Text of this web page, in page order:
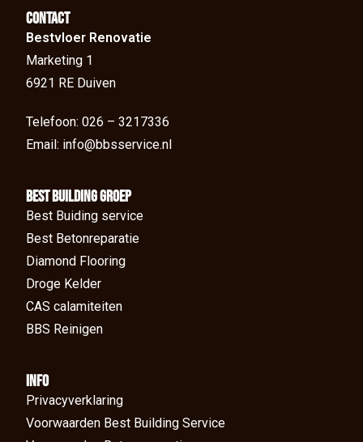
Contact
Bestvloer Renovatie
Marketing 1
6921 RE Duiven
Telefoon: 026 – 3217336
Email: info@bbsservice.nl
BEst Building groep
Best Buiding service
Best Betonreparatie
Diamond Flooring
Droge Kelder
CAS calamiteiten
BBS Reinigen
Info
Privacyverklaring
Voorwaarden Best Building Service